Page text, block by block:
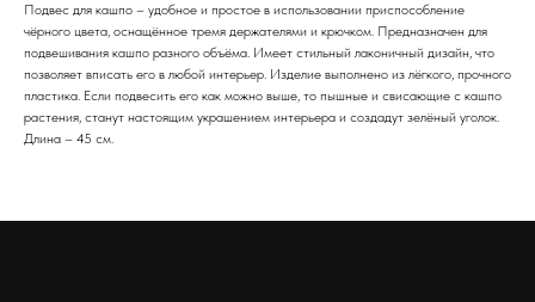
Подвес для кашпо – удобное и простое в использовании приспособление
чёрного цвета, оснащённое тремя держателями и крючком. Предназначен для
подвешивания кашпо разного объёма. Имеет стильный лаконичный дизайн, что
позволяет вписать его в любой интерьер. Изделие выполнено из лёгкого, прочного
пластика. Если подвесить его как можно выше, то пышные и свисающие с кашпо
растения, станут настоящим украшением интерьера и создадут зелёный уголок.
Длина – 45 см.